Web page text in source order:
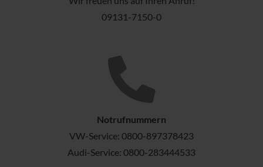
09131-7150-0
Notrufnummern
VW-Service: 0800-897378423
Audi-Service: 0800-283444533